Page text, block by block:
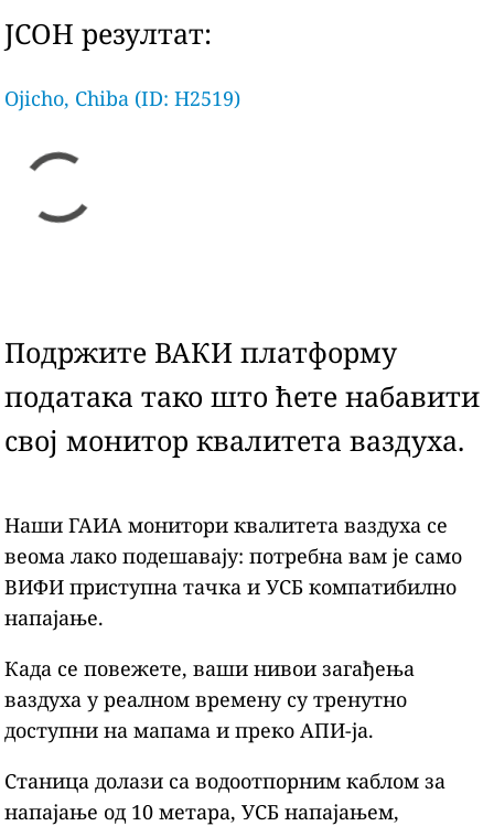
ЈСОН резултат:
Ojicho, Chiba (ID: H2519)
Подржите ВАКИ платформу
података тако што ћете набавити
свој монитор квалитета ваздуха.
Наши ГАИА монитори квалитета ваздуха се
веома лако подешавају: потребна вам је само
ВИФИ приступна тачка и УСБ компатибилно
напајање.
Када се повежете, ваши нивои загађења
ваздуха у реалном времену су тренутно
доступни на мапама и преко АПИ-ја.
Станица долази са водоотпорним каблом за
напајање од 10 метара, УСБ напајањем,